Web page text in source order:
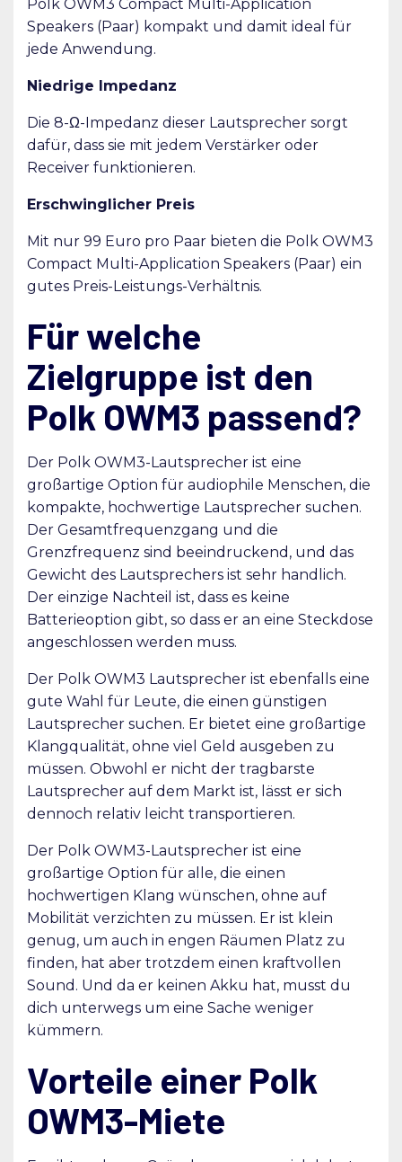
Polk OWM3 Compact Multi-Application
Speakers (Paar) kompakt und damit ideal für
jede Anwendung.
Niedrige Impedanz
Die 8-Ω-Impedanz dieser Lautsprecher sorgt
dafür, dass sie mit jedem Verstärker oder
Receiver funktionieren.
Erschwinglicher Preis
Mit nur 99 Euro pro Paar bieten die Polk OWM3
Compact Multi-Application Speakers (Paar) ein
gutes Preis-Leistungs-Verhältnis.
Für welche
Zielgruppe ist den
Polk OWM3 passend?
Der Polk OWM3-Lautsprecher ist eine
großartige Option für audiophile Menschen, die
kompakte, hochwertige Lautsprecher suchen.
Der Gesamtfrequenzgang und die
Grenzfrequenz sind beeindruckend, und das
Gewicht des Lautsprechers ist sehr handlich.
Der einzige Nachteil ist, dass es keine
Batterieoption gibt, so dass er an eine Steckdose
angeschlossen werden muss.
Der Polk OWM3 Lautsprecher ist ebenfalls eine
gute Wahl für Leute, die einen günstigen
Lautsprecher suchen. Er bietet eine großartige
Klangqualität, ohne viel Geld ausgeben zu
müssen. Obwohl er nicht der tragbarste
Lautsprecher auf dem Markt ist, lässt er sich
dennoch relativ leicht transportieren.
Der Polk OWM3-Lautsprecher ist eine
großartige Option für alle, die einen
hochwertigen Klang wünschen, ohne auf
Mobilität verzichten zu müssen. Er ist klein
genug, um auch in engen Räumen Platz zu
finden, hat aber trotzdem einen kraftvollen
Sound. Und da er keinen Akku hat, musst du
dich unterwegs um eine Sache weniger
kümmern.
Vorteile einer Polk
OWM3-Miete